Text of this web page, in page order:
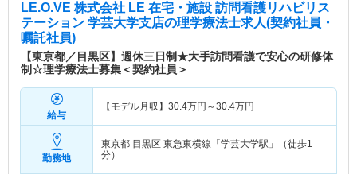
LE.O.VE 株式会社 LE 在宅・施設 訪問看護リハビリス
テーション 学芸大学支店の理学療法士求人(契約社員・
嘱託社員)
【東京都／目黒区】週休三日制★大手訪問看護で安心の研修体
制☆理学療法士募集＜契約社員＞
給与
【モデル月収】 30.4万円～30.4万円
勤務地
東京都 目黒区 東急東横線「学芸大学駅」（徒歩1
分）